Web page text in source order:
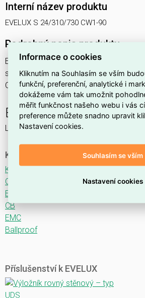
Interní název produktu
EVELUX S 24/310/730 CW1-90
Podrobný popis produktu
EVELUX S 24/310/730 CW1-90 26W
svítidlo pouliční s modulem LED,
CW1 (Crosswalk) otočená o 90°
EVELUX
LED svítidlo pro osvětlení komunikací.
Ke stažení
Katalogový list
CE
ENEC
CB
EMC
Ballproof
Příslušenství k EVELUX
Informace o cookies
Kliknutím na Souhlasím se vším
funkční, preferenční, analytické i
dokážeme vám tak umožnit
měřit funkčnost našeho webu i vás
preference můžete snadno upravit
Nastavení cookies.
Souhlasím se vším
Nastavení cookies